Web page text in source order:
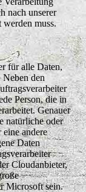
nach unserer
muss.
für alle Daten,
den
Person, die in
Genauer
natürliche oder
andere
Daten
Cloudanbieter,
Microsoft sein.